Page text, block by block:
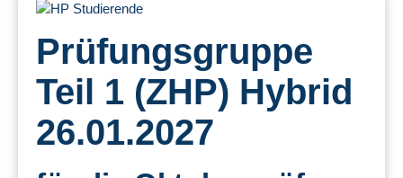
Prüfungsgruppe
Teil 1 (ZHP) Hybrid
26.01.2027